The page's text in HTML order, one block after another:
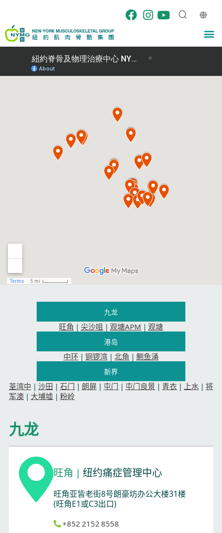
容
九龙
旺角 | 尖沙咀 | 观塘APM | 观塘
港岛
中环 | 铜锣湾 | 北角 | 鲗鱼涌
新界
荃湾中 | 沙田 | 石门 | 朗屏 | 屯门 | 屯门良景 | 青衣 | 上水 | 将
军澳 | 大埔墟 | 粉岭
九龙
旺角 | 纽约痛症管理中心
旺角亚皆老街8号朗豪坊办公大楼31楼
(旺角E1或C3出口)
+852 2152 8558